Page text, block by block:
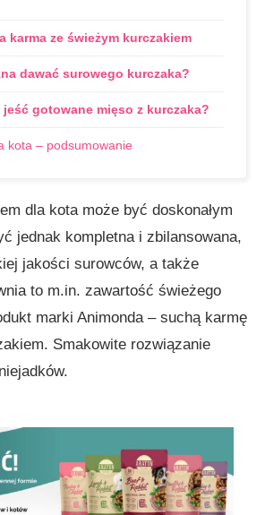
karma ze świeżym kurczakiem
dawać surowego kurczaka?
jeść gotowane mięso z kurczaka?
kota – podsumowanie
dla kota może być doskonałym
jednak kompletna i zbilansowana,
jakości surowców, a także
to m.in. zawartość świeżego
marki Animonda – suchą karmę
Smakowite rozwiązanie